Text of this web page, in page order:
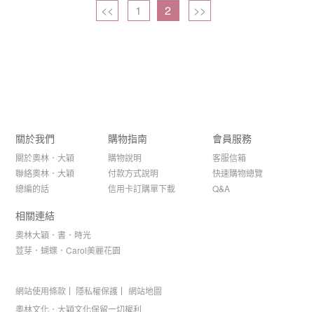
<< 1 2 >>
關於我們
關於奧林．大穎
聯絡奧林．大穎
總編的話
購物指南
購物說明
付款方式說明
信用卡訂購單下載
會員服務
客服信箱
快速購物總覽
Q&A
相關連結
奧林大穎．書．時光
荳芽．蝴蝶．Carol美麗花園
奧林文化．大穎文化保留一切權利
網站使用條款 隱私權保護 網站地圖